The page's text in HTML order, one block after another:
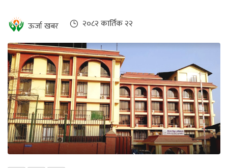
सम्पादकीय
बैंक
पर्यटन
भिडियो
छापा
खोज
ऊर्जा खबर २०८२ कार्तिक २२